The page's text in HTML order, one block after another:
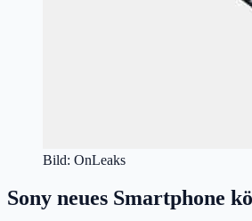
Bild: OnLeaks
Sony neues Smartphone